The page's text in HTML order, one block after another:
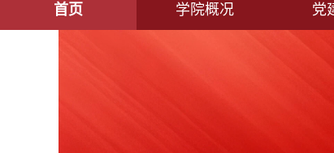
首页 学院概况 党